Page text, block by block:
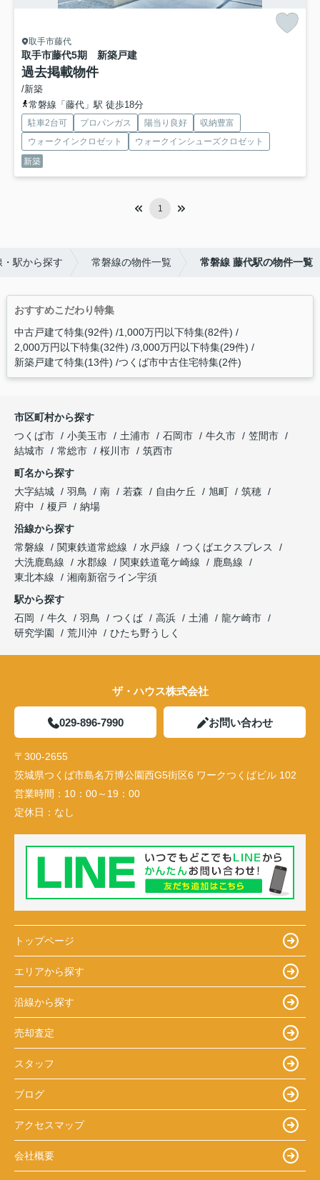
取手市藤代
取手市藤代5期 新築戸建
過去掲載物件
/新築
常磐線「藤代」駅 徒歩18分
駐車2台可 プロパンガス 陽当り良好
収納豊富
ウォークインクロゼット
ウォークインシューズクロゼット
新築
1
・駅から探す 常磐線の物件一覧 常磐線 藤代駅の物件一覧
おすすめこだわり特集
中古戸建て特集(92件) 1,000万円以下特集(82件)
2,000万円以下特集(32件) 3,000万円以下特集(29件)
新築戸建て特集(13件) つくば市中古住宅特集(2件)
市区町村から探す
つくば市
小美玉市 土浦市 石岡市 牛久市
笠間市
結城市
常総市 桜川市
筑西市
町名から探す
大字結城
羽鳥 南 若森 自由ケ丘 旭町
筑穂
府中
榎戸
納場
沿線から探す
常磐線
関東鉄道常総線 水戸線
つくばエクスプレス
大洗鹿島線
水郡線 関東鉄道竜ケ崎線
鹿島線
東北本線
湘南新宿ライン宇須
駅から探す
石岡
牛久 羽鳥 つくば 高浜 土浦
龍ケ崎市
研究学園
荒川沖 ひたち野うしく
ザ・ハウス株式会社
029-896-7990 お問い合わせ
〒300-2655
茨城県つくば市島名万博公園西G5街区6 ワークつくばビル 102
営業時間： 10：00～19：00
定休日： なし
トップページ
エリアから探す
沿線から探す
売却査定
スタッフ
ブログ
アクセスマップ
会社概要